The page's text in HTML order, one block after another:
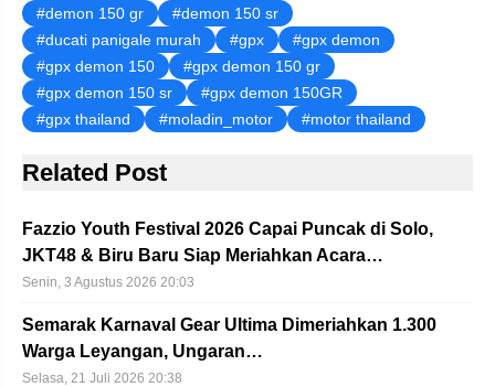
demon 150 gr
demon 150 sr
ducati panigale murah
gpx
gpx demon
gpx demon 150
gpx demon 150 gr
gpx demon 150 sr
gpx demon 150GR
gpx thailand
moladin_motor motor thailand
Related Post
Fazzio Youth Festival 2026 Capai Puncak di Solo,
JKT48 & Biru Baru Siap Meriahkan Acara…
Senin, 3 Agustus 2026 20:03
Semarak Karnaval Gear Ultima Dimeriahkan 1.300
Warga Leyangan, Ungaran…
Selasa, 21 Juli 2026 20:38